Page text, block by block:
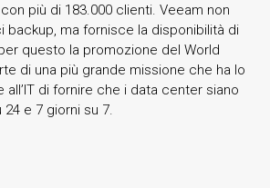
più di 183.000 clienti. Veeam non
backup, ma fornisce la disponibilità di
questo la promozione del World
di una più grande missione che ha lo
di fornire che i data center siano
24 e 7 giorni su 7.